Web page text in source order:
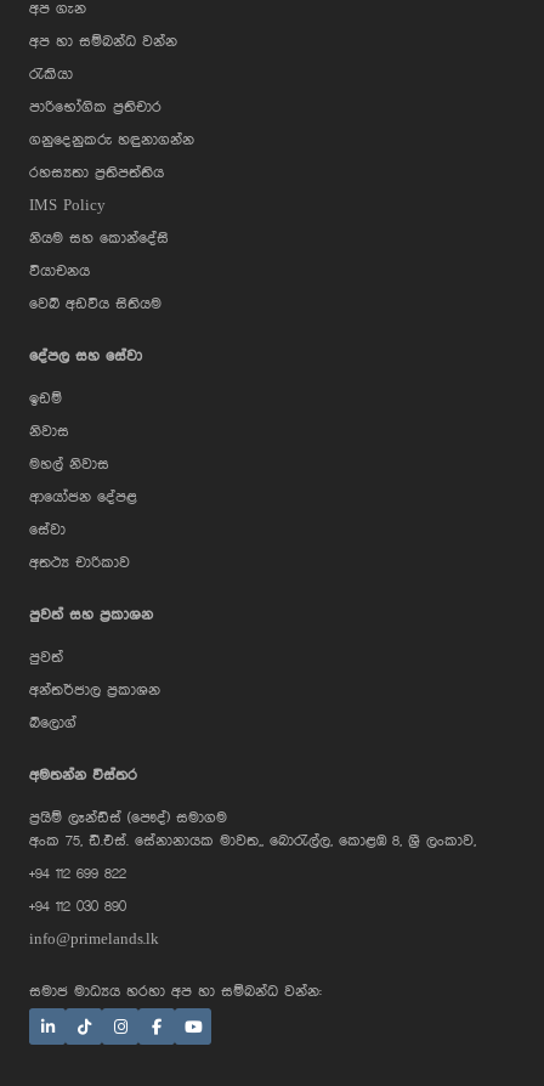
අප ගැන
අප හා සම්බන්ධ වන්න
රැකියා
පාරිභෝගික ප්‍රතිචාර
ගනුදෙනුකරු හඳුනාගන්න
රහස්‍යතා ප්‍රතිපත්තිය
IMS Policy
නියම සහ කොන්දේසි
වියාචනය
වෙබ් අඩවිය සිතියම
දේපල සහ සේවා
ඉඩම්
නිවාස
මහල් නිවාස
ආයෝජන දේපළ
සේවා
අතථ්‍ය චාරිකාව
පුවත් සහ ප්‍රකාශන
පුවත්
අන්තර්ජාල ප්‍රකාශන
බ්ලොග්
අමතන්න විස්තර
ප්‍රයිම් ලෑන්ඩ්ස් (පෞද්) සමාගම
අංක 75, ඩී.එස්. සේනානායක මාවත,, බොරැල්ල, කොළඹ 8, ශ්‍රී ලංකාව,
+94 112 699 822
+94 112 030 890
info@primelands.lk
සමාජ මාධ්‍යය හරහා අප හා සම්බන්ධ වන්න:
Hi, I'm Prime Bee, Your AI